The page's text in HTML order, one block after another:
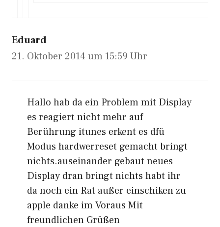
Eduard
21. Oktober 2014 um 15:59 Uhr
Hallo hab da ein Problem mit Display
es reagiert nicht mehr auf
Berührung itunes erkent es dfü
Modus hardwerreset gemacht bringt
nichts.auseinander gebaut neues
Display dran bringt nichts habt ihr
da noch ein Rat außer einschiken zu
apple danke im Voraus Mit
freundlichen Grüßen